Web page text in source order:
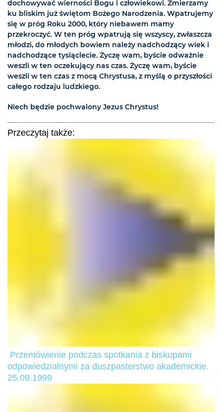
dochowywać wierności Bogu i człowiekowi. Zmierzamy
ku bliskim już świętom Bożego Narodzenia. Wpatrujemy
się w próg Roku 2000, który niebawem mamy
przekroczyć. W ten próg wpatrują się wszyscy, zwłaszcza
młodzi, do młodych bowiem należy nadchodzący wiek i
nadchodzące tysiąclecie. Życzę wam, byście odważnie
weszli w ten oczekujący nas czas. Życzę wam, byście
weszli w ten czas z mocą Chrystusa, z myślą o przyszłości
całego rodzaju ludzkiego.
Niech będzie pochwalony Jezus Chrystus!
Przeczytaj także:
Przemówienie podczas spotkania z biskupami
odpowiedzialnymi za duszpasterstwo akademickie.
25.09.1999